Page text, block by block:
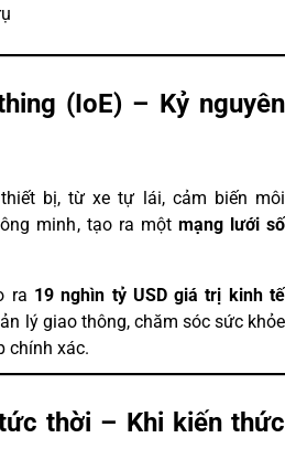
(IoE) – Kỷ nguyên
bị, từ xe tự lái, cảm biến môi
minh, tạo ra một mạng lưới số
ra 19 nghìn tỷ USD giá trị kinh tế
lý giao thông, chăm sóc sức khỏe
chính xác.
thời – Khi kiến thức